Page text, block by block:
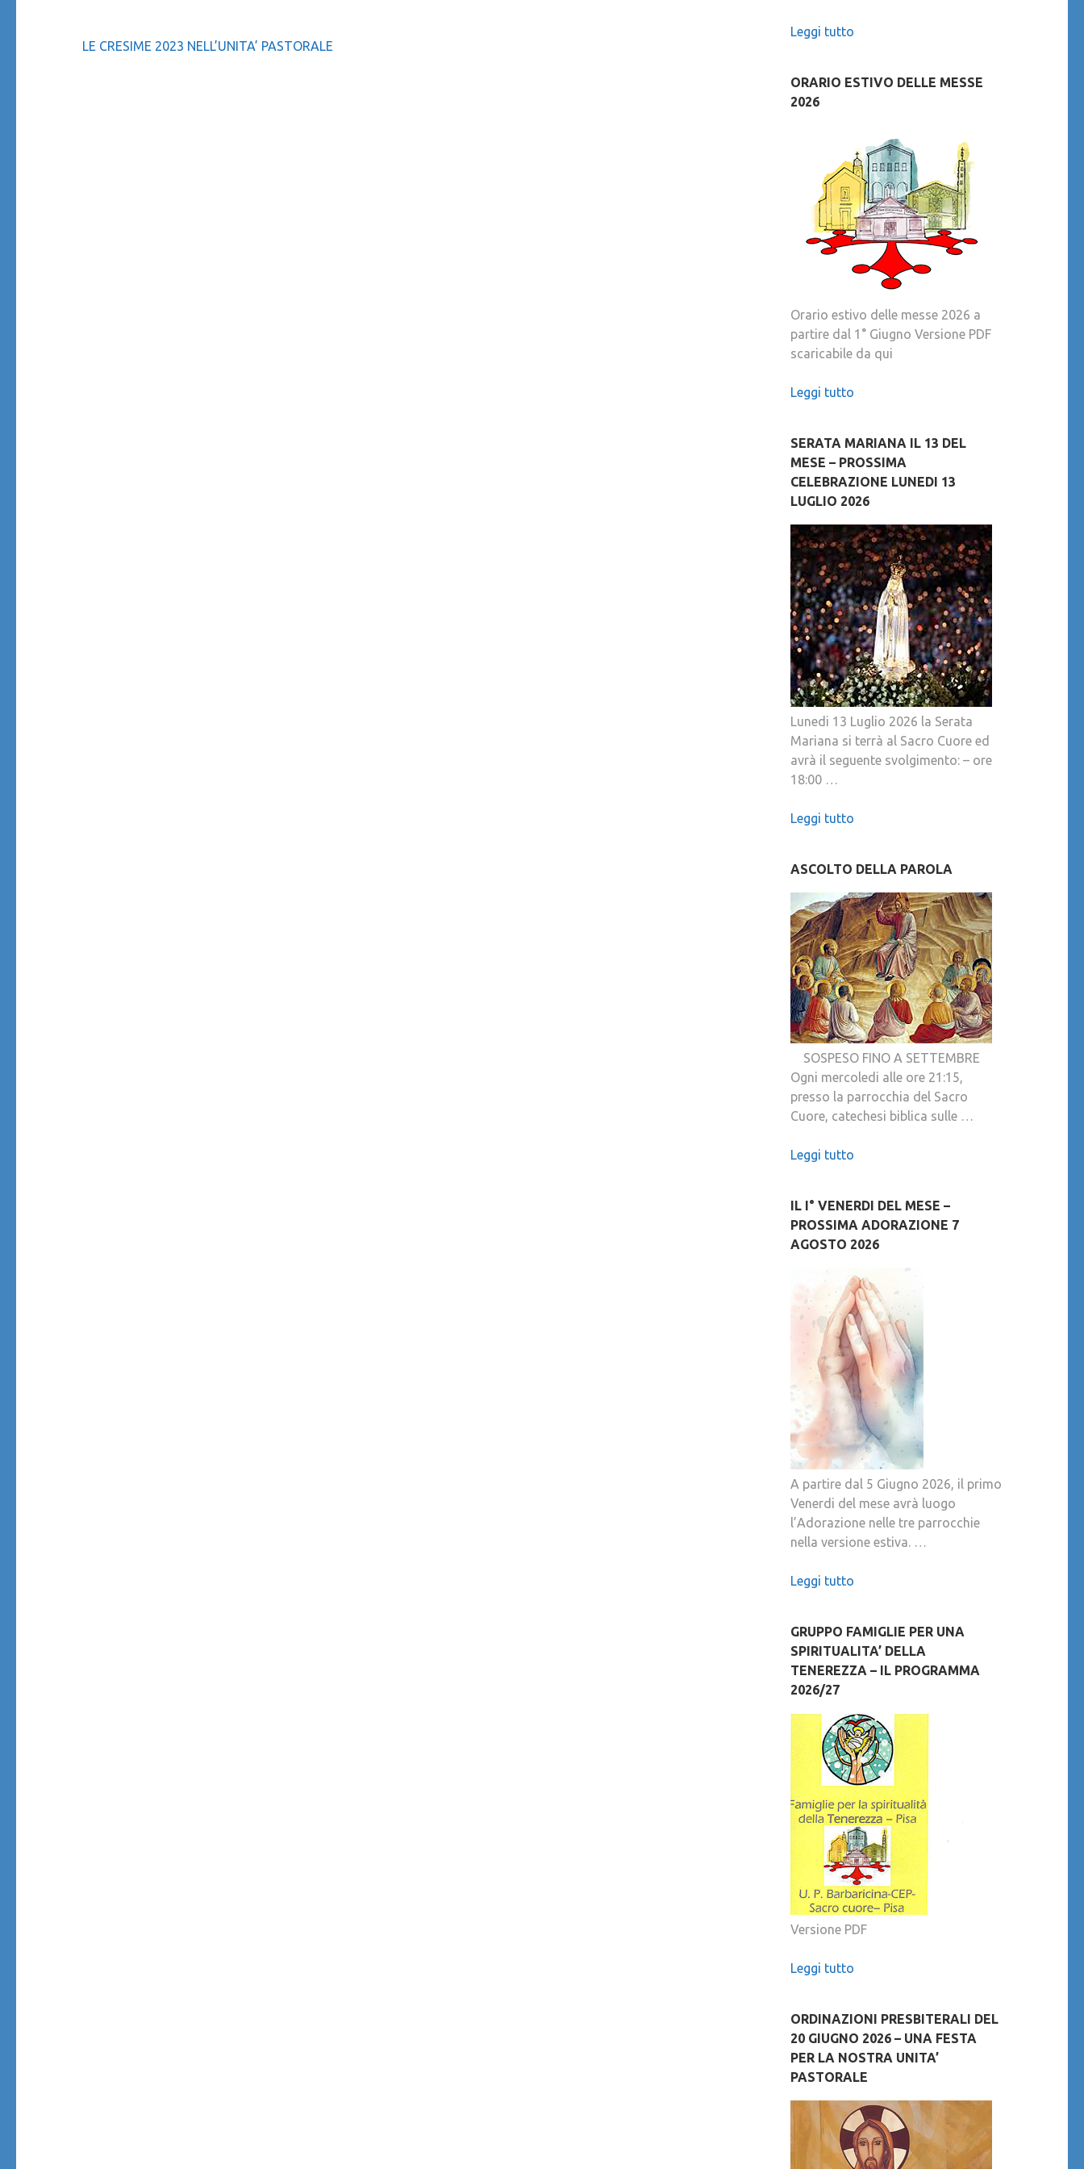
Navigazione
LE CRESIME 2023 NELL’UNITA’ PASTORALE
Leggi tutto
ORARIO ESTIVO DELLE MESSE
2026
Orario estivo delle messe 2026 a
partire dal 1° Giugno Versione PDF
scaricabile da qui
Leggi tutto
SERATA MARIANA IL 13 DEL
MESE – PROSSIMA
CELEBRAZIONE LUNEDI 13
LUGLIO 2026
Lunedi 13 Luglio 2026 la Serata
Mariana si terrà al Sacro Cuore ed
avrà il seguente svolgimento: – ore
18:00 …
Leggi tutto
ASCOLTO DELLA PAROLA
SOSPESO FINO A SETTEMBRE
Ogni mercoledi alle ore 21:15,
presso la parrocchia del Sacro
Cuore, catechesi biblica sulle …
Leggi tutto
IL I° VENERDI DEL MESE –
PROSSIMA ADORAZIONE 7
AGOSTO 2026
A partire dal 5 Giugno 2026, il primo
Venerdi del mese avrà luogo
l’Adorazione nelle tre parrocchie
nella versione estiva. …
Leggi tutto
GRUPPO FAMIGLIE PER UNA
SPIRITUALITA’ DELLA
TENEREZZA – IL PROGRAMMA
2026/27
Versione PDF
Leggi tutto
ORDINAZIONI PRESBITERALI DEL
20 GIUGNO 2026 – UNA FESTA
PER LA NOSTRA UNITA’
PASTORALE